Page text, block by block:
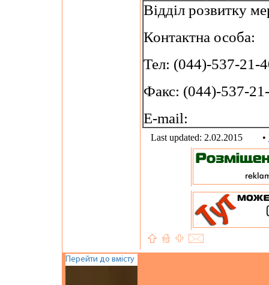
Відділ розвитку
Контактна особа:
Тел: (044)-537-21-
Факс: (044)-537-
E-mail:
Last updated: 2.02.2015 •